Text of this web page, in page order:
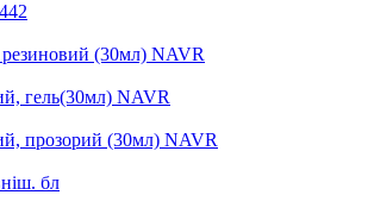
(30мл) NAVR
гель(30мл) NAVR
прозорий (30мл) NAVR
бл